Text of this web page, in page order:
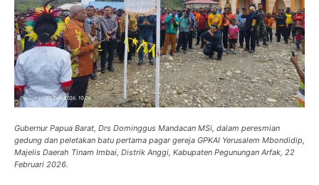
Gubernur Papua Barat, Drs Dominggus Mandacan MSi, dalam peresmian
gedung dan peletakan batu pertama pagar gereja GPKAI Yerusalem Mbondidip,
Majelis Daerah Tinam Imbai, Distrik Anggi, Kabupaten Pegunungan Arfak, 22
Februari 2026.